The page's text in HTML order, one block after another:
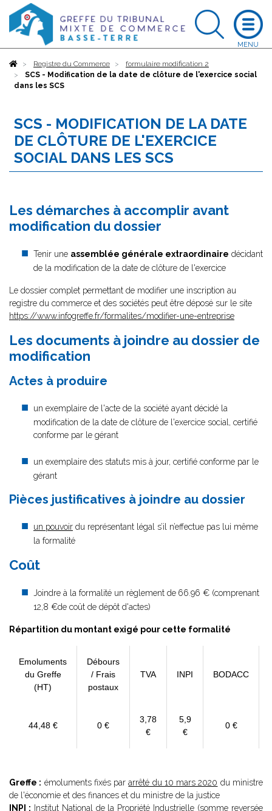
AccueilRegistre du Commerce
formulaire modification 2
SCS - Modification de la date de clôture de l'exercice social
dans les SCS
SCS - MODIFICATION DE LA DATE
DE CLÔTURE DE L'EXERCICE
SOCIAL DANS LES SCS
Les démarches à accomplir avant
modification du dossier
Tenir une assemblée générale extraordinaire décidant
de la modification de la date de clôture de l'exercice
Le dossier complet permettant de modifier une inscription au
registre du commerce et des sociétés peut être déposé sur le site
https://www.infogreffe.fr/formalites/modifier-une-entreprise
Les documents à joindre au dossier de
modification
Actes à produire
un exemplaire de l'acte de la société ayant décidé la
modification de la date de clôture de l'exercice social, certifié
conforme par le gérant
un exemplaire des statuts mis à jour, certifié conforme par le
gérant
Pièces justificatives à joindre au dossier
un pouvoir du représentant légal s’il n’effectue pas lui même
la formalité
Coût
Joindre à la formalité un règlement de 66.96 € (comprenant
12,8 €de coût de dépôt d'actes)
Répartition du montant exigé pour cette formalité
Emoluments
du Greffe
(HT)
Débours
/ Frais
postaux
TVA INPI BODACC
44,48 € 0 €
3,78
€
5,9
€
0 €
Greffe : émoluments fixés pararrêté du 10 mars 2020 du ministre
de l'économie et des finances et du ministre de la justice
INPI : Institut National de la Propriété Industrielle (somme reversée